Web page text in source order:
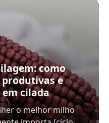
como
e
cilada
o melhor milho